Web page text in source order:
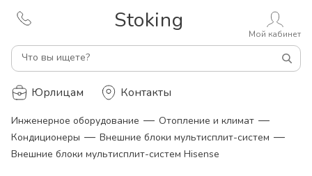
Stoking
Что вы ищете?
Мой кабинет
Юрлицам Контакты
Инженерное оборудование — Отопление и климат —
Кондиционеры — Внешние блоки мультисплит-систем —
Внешние блоки мультисплит-систем Hisense